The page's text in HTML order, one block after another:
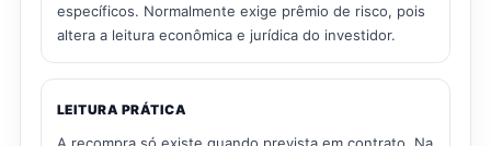
específicos. Normalmente exige prêmio de risco, pois
altera a leitura econômica e jurídica do investidor.
LEITURA PRÁTICA